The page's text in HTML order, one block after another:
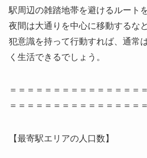
駅周辺の雑踏地帯を避けるルート
夜間は大通りを中心に移動するな
犯意識を持って行動すれば、通常
く生活できるでしょう。
＝＝＝＝＝＝＝＝＝＝＝＝＝＝＝
＝＝＝＝＝＝＝＝＝＝＝＝＝＝＝＝
【最寄駅エリアの人口数】